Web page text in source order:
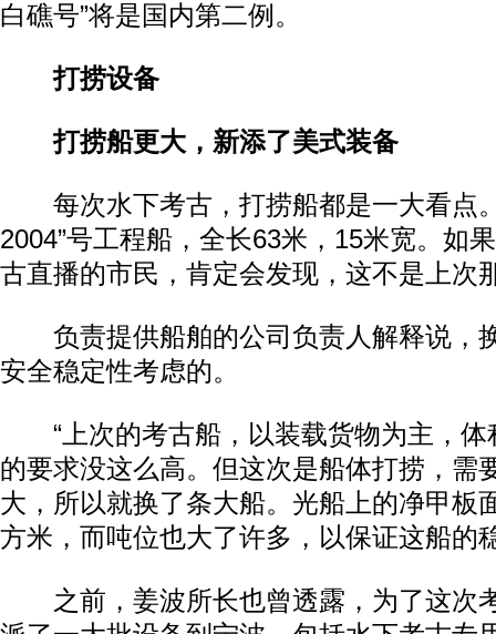
白礁号”将是国内第二例。
打捞设备
打捞船更大，新添了美式装备
每次水下考古，打捞船都是一大看点
2004”号工程船，全长63米，15米宽。如
古直播的市民，肯定会发现，这不是上次
负责提供船舶的公司负责人解释说，
安全稳定性考虑的。
“上次的考古船，以装载货物为主，体
的要求没这么高。但这次是船体打捞，需
大，所以就换了条大船。光船上的净甲板
方米，而吨位也大了许多，以保证这船的
之前，姜波所长也曾透露，为了这次